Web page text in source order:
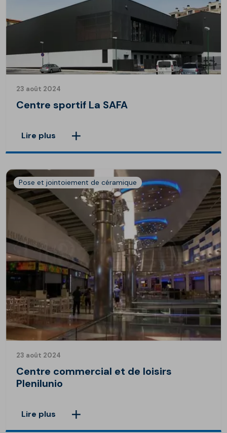
23 août 2024
Centre sportif La SAFA
Lire plus
Pose et jointoiement de céramique
23 août 2024
Centre commercial et de loisirs
Plenilunio
Lire plus